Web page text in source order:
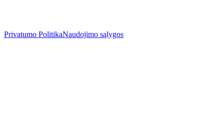
Privatumo PolitikaNaudojimo sąlygos